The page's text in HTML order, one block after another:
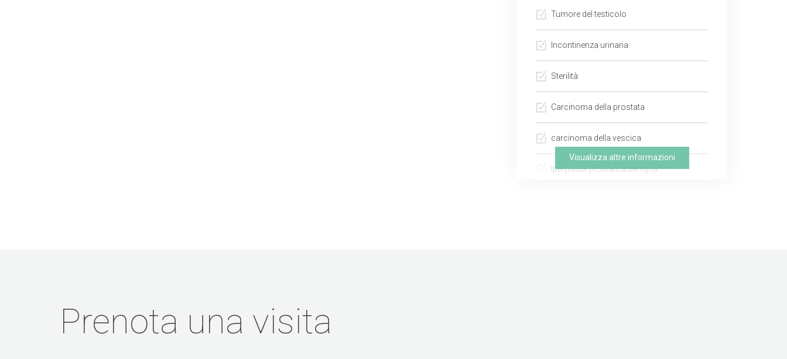
Tumore del testicolo
Incontinenza urinaria
Sterilità
Carcinoma della prostata
carcinoma della vescica
Iperplasia prostatica benigna
Visualizza altre informazioni
Prenota una visita